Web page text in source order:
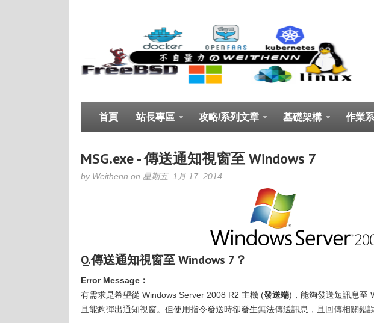
首頁 站長專區 攻略/系列文章 基礎架構 作業
MSG.exe - 傳送通知視窗至 Windows 7
by Weithenn on 星期五, 1月 17, 2014
Q.傳送通知視窗至 Windows 7？
Error Message：
有需求是希望從 Windows Server 2008 R2 主機 (發送端)，能夠發送短訊息至
且能夠彈出通知視窗。但使用指令發送時卻發生無法傳送訊息，且回傳相關錯